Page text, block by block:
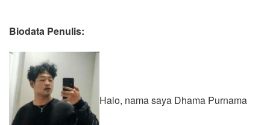
Biodata Penulis:
Halo, nama saya Dhama Purnama